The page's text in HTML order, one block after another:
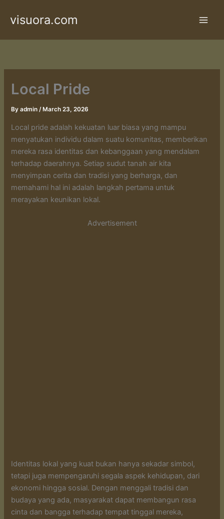
visuora.com
Local Pride
Byadmin/ March 23, 2026
Local pride adalah kekuatan luar biasa yang mampu
menyatukan individu dalam suatu komunitas, memberikan
mereka rasa identitas dan kebanggaan yang mendalam
terhadap daerahnya. Setiap sudut tanah air kita
menyimpan cerita dan tradisi yang berharga, dan
memahami hal ini adalah langkah pertama untuk
merayakan keunikan lokal.
Advertisement
Identitas lokal yang kuat bukan hanya sekadar simbol,
tetapi juga mempengaruhi segala aspek kehidupan, dari
ekonomi hingga sosial. Dengan menggali tradisi dan
budaya yang ada, masyarakat dapat membangun rasa
cinta dan bangga terhadap tempat tinggal mereka,